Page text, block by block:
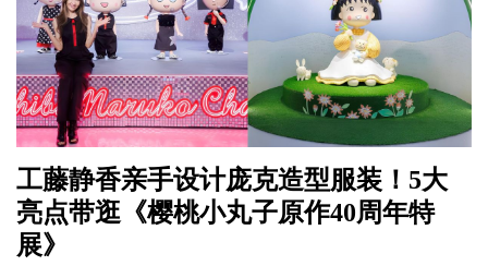
工藤静香亲手设计庞克造型服装！5大
亮点带逛《樱桃小丸子原作40周年特
展》